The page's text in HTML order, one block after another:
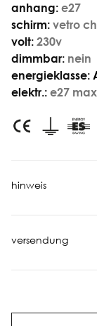
anhang: e27
schirm: vetro
volt: 230v
dimmbar: nein
energieklasse:
elektr.: e27
hinweis
versendung